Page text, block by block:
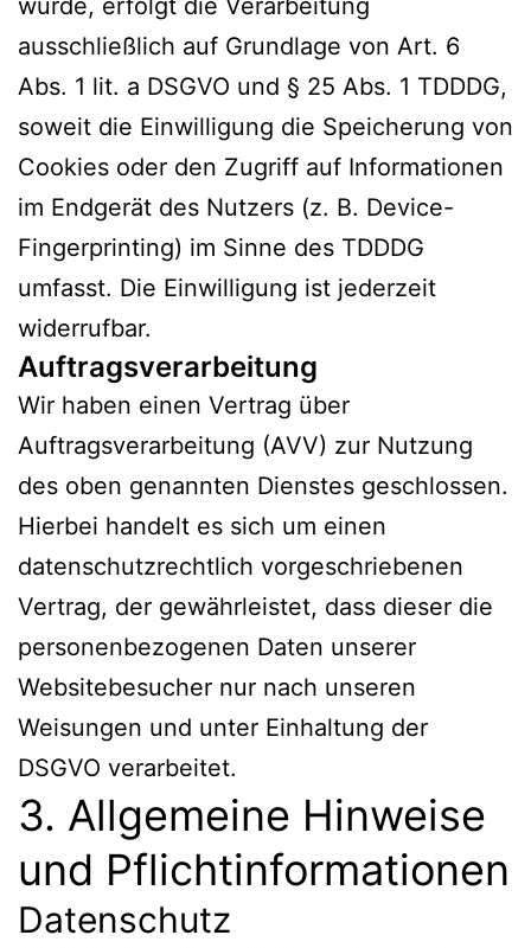
wurde, erfolgt die Verarbeitung
ausschließlich auf Grundlage von Art. 6
Abs. 1 lit. a DSGVO und § 25 Abs. 1 TDDDG,
soweit die Einwilligung die Speicherung von
Cookies oder den Zugriff auf Informationen
im Endgerät des Nutzers (z. B. Device-
Fingerprinting) im Sinne des TDDDG
umfasst. Die Einwilligung ist jederzeit
widerrufbar.
Auftragsverarbeitung
Wir haben einen Vertrag über
Auftragsverarbeitung (AVV) zur Nutzung
des oben genannten Dienstes geschlossen.
Hierbei handelt es sich um einen
datenschutzrechtlich vorgeschriebenen
Vertrag, der gewährleistet, dass dieser die
personenbezogenen Daten unserer
Websitebesucher nur nach unseren
Weisungen und unter Einhaltung der
DSGVO verarbeitet.
3. Allgemeine Hinweise
und Pflicht­informationen
Datenschutz